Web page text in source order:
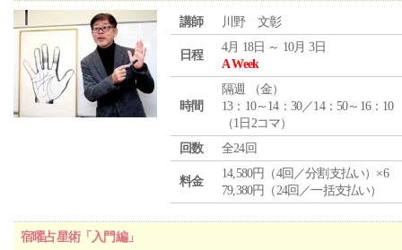
講師 川野 文彰
日程
4月 18日 ～ 10月 3日
A Week
時間
隔週 （金）
13：10～14：30／14：50～16：10
（1日2コマ）
回数
全24回
料金
14,580円（4回／分割支払い）×6
79,380円（24回／一括支払い）
宿曜占星術「入門編」